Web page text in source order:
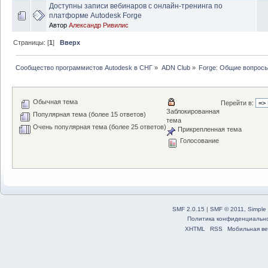
Доступны записи вебинаров с онлайн-тренинга по
платформе Autodesk Forge
Автор Александр Ривилис
Страницы: [1]Вверх
Сообщество программистов Autodesk в СНГ » ADN Club» Forge: Общие
Перейти в:
Обычная тема
Популярная тема (более 15 ответов)
Очень популярная тема (более 25 ответов)
Заблокированная
тема
Прикрепленная тема
Голосование
SMF 2.0.15 | SMF © 2011
Simple
Политика
XHTML
RSS Мобильная